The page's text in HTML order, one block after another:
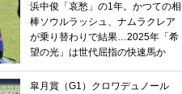
浜中俊「哀愁」の1年。かつての相
棒ソウルラッシュ、ナムラクレア
が乗り替わりで結果…2025年「希
望の光」は世代屈指の快速馬か
皐月賞（G1）クロワデュノール